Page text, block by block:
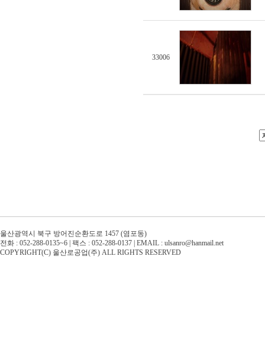
33006
울산광역시 북구 방어진순환도로 1457 (염포동)
전화 : 052-288-0135~6 | 팩스 : 052-288-0137 | EMAIL : ulsanro@hanmail.net
COPYRIGHT(C) 울산로공업(주) ALL RIGHTS RESERVED